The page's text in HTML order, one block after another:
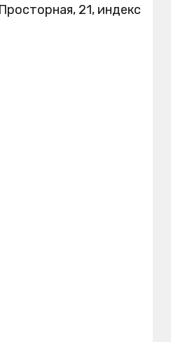
21, индекс